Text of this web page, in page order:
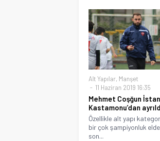
Alt Yapılar, Manşet
11 Haziran 2019 16:35
Mehmet Coşğun
Kastamonu’dan
Özellikle alt yapı
bir çok şampiyonluk
son...